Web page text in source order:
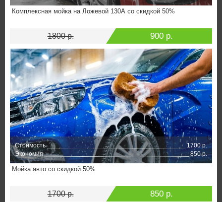
Комплексная мойка на Ложевой 130А со скидкой 50%
1800 р. 900 р.
Стоимость
1700 р.
Экономия
850 р.
Мойка авто со скидкой 50%
1700 р. 850 р.